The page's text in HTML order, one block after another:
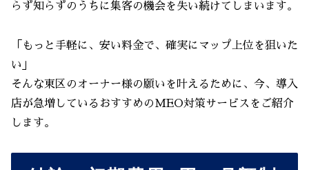
らず知らずのうちに集客の機会を失い続けてしまいます。
「もっと手軽に、安い料金で、確実にマップ上位を狙いた
い」
そんな東区のオーナー様の願いを叶えるために、今、導入
店が急増しているおすすめのMEO対策サービスをご紹介
します。